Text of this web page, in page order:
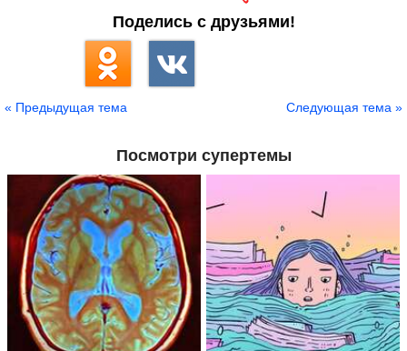
Поделись с друзьями!
« Предыдущая тема Следующая тема »
Посмотри супертемы